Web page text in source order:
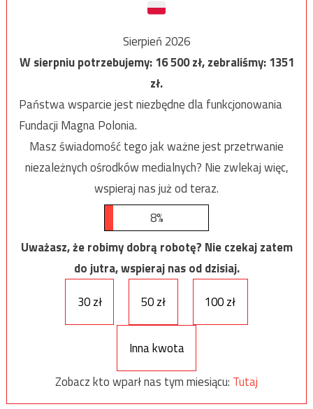
Sierpień 2026
W sierpniu potrzebujemy:16 500zł, zebraliśmy:1351
zł.
Państwa wsparcie jest niezbędne dla funkcjonowania
Fundacji Magna Polonia.
Masz świadomość tego jak ważne jest przetrwanie
niezależnych ośrodków medialnych? Nie zwlekaj więc,
wspieraj nas już od teraz.
8%
Uważasz, że robimy dobrą robotę? Nie czekaj zatem
do jutra, wspieraj nas od dzisiaj.
30 zł
50 zł 100 zł
Inna kwota
Zobacz kto wparł nas tym miesiącu: Tutaj